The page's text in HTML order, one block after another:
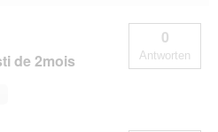
de 2mois
0
Antworten